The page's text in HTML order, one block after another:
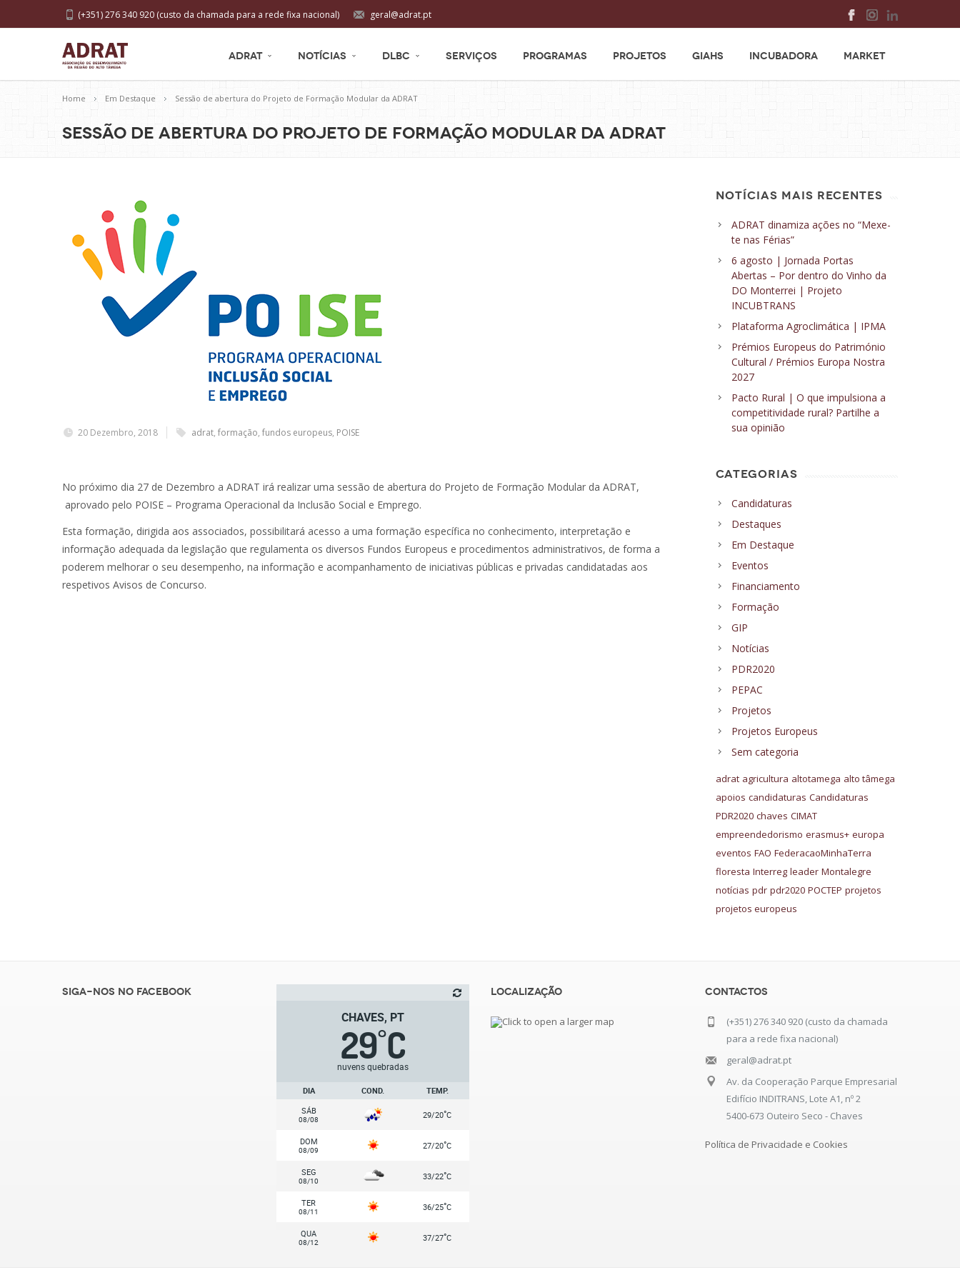
geral@adrat.pt
(+351) 276 340 920 (custo da chamada para a rede fixa nacional)
ADRAT NOTÍCIAS DLBC SERVIÇOS PROGRAMAS PROJETOS GIAHS INCUBADORA MARKET
Home Em Destaque Sessão de abertura do Projeto de Formação Modular da ADRAT
Sessão de abertura do Projeto de Formação Modular da ADRAT
20 Dezembro, 2018 adrat, formação, fundos europeus, POISE
No próximo dia 27 de Dezembro a ADRAT irá realizar uma sessão de abertura do Projeto de Formação Modular da ADRAT,
aprovado pelo POISE – Programa Operacional da Inclusão Social e Emprego.
Esta formação, dirigida aos associados, possibilitará acesso a uma formação específica no conhecimento, interpretação e
informação adequada da legislação que regulamenta os diversos Fundos Europeus e procedimentos administrativos, de forma a
poderem melhorar o seu desempenho, na informação e acompanhamento de iniciativas públicas e privadas candidatadas aos
respetivos Avisos de Concurso.
NOTÍCIAS MAIS RECENTES
ADRAT dinamiza ações no “Mexe-
te nas Férias”
6 agosto | Jornada Portas
Abertas – Por dentro do Vinho da
DO Monterrei | Projeto
INCUBTRANS
Plataforma Agroclimática | IPMA
Prémios Europeus do Património
Cultural / Prémios Europa Nostra
2027
Pacto Rural | O que impulsiona a
competitividade rural? Partilhe a
sua opinião
CATEGORIAS
Candidaturas
Destaques
Em Destaque
Eventos
Financiamento
Formação
GIP
Notícias
PDR2020
PEPAC
Projetos
Projetos Europeus
Sem categoria
adrat agricultura altotamega alto tâmega
apoios candidaturas Candidaturas
PDR2020 chaves CIMAT
empreendedorismo erasmus+ europa
eventos FAO FederacaoMinhaTerra
floresta Interreg leader Montalegre
notícias pdr pdr2020 POCTEP projetos
projetos europeus
Siga-nos no Facebook
CHAVES, PT
29°C
nuvens quebradas
DIA COND.
TEMP.
SÁB
08/08 29/20°C
DOM
08/09 27/20°C
SEG
08/10 33/22°C
TER
08/11 36/25°C
QUA
08/12 37/27°C
Localização Contactos
(+351) 276 340 920 (custo da chamada
para a rede fixa nacional)
geral@adrat.pt
Av. da Cooperação Parque Empresarial
Edifício INDITRANS, Lote A1, nº 2
5400-673 Outeiro Seco - Chaves
Política de Privacidade e Cookies